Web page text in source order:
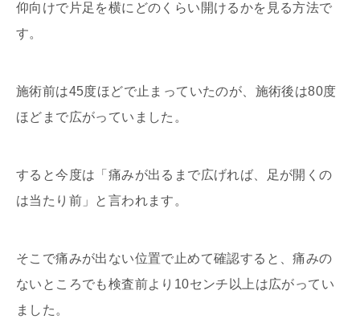
仰向けで片足を横にどのくらい開けるかを見る方法で
す。
施術前は45度ほどで止まっていたのが、施術後は80度
ほどまで広がっていました。
すると今度は「痛みが出るまで広げれば、足が開くの
は当たり前」と言われます。
そこで痛みが出ない位置で止めて確認すると、痛みの
ないところでも検査前より10センチ以上は広がってい
ました。